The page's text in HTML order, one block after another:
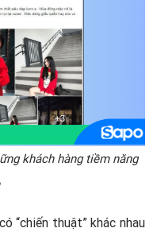
khách hàng tiềm năng
“chiến thuật” khác nhau